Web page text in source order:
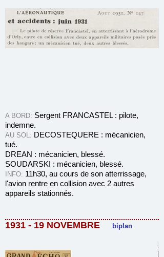
A BORD: Sergent FRANCASTEL : pilote,
indemne.
AU SOL: DECOSTEQUERE : mécanicien,
tué.
DREAN : mécanicien, blessé.
SOUDARSKI : mécanicien, blessé.
INFO: 11h30, au cours de son atterrissage,
l'avion rentre en collision avec 2 autres
appareils stationnés.
1931 - 19 NOVEMBRE biplan